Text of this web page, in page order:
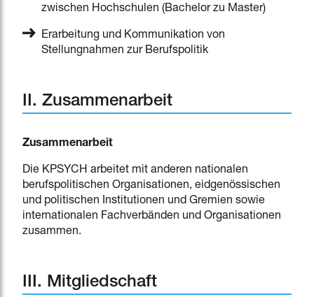
zwischen Hochschulen (Bachelor zu Master)
Erarbeitung und Kommunikation von
Stellungnahmen zur Berufspolitik
II. Zusammenarbeit
Zusammenarbeit
Die KPSYCH arbeitet mit anderen nationalen
berufspolitischen Organisationen, eidgenössischen
und politischen Institutionen und Gremien sowie
internationalen Fachverbänden und Organisationen
zusammen.
III. Mitgliedschaft